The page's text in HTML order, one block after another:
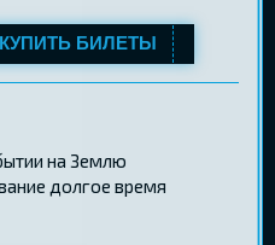
КУПИТЬ БИЛЕТЫ
на Землю
долгое время